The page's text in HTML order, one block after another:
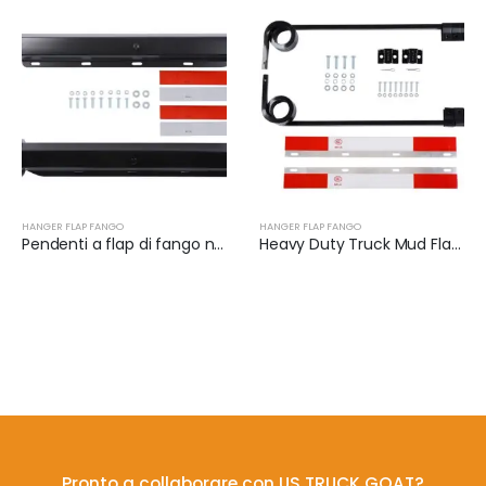
HANGER FLAP FANGO
Pendenti a flap di fango nero (coppia) | XKJ-MFH-02-1/8
HANGER FLAP FANGO
Heavy Duty Truck Mud Flap Hanger Set | XKJ-MFH-S3C